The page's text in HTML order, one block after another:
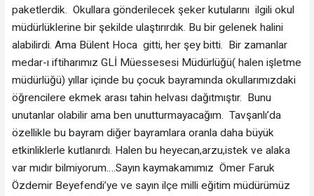
paketlerdik. Okullara gönderilecek şeker kutularını ilgili okul
müdürlüklerine bir şekilde ulaştırırdık. Bu bir gelenek halini
alabilirdi. Ama Bülent Hoca gitti, her şey bitti. Bir zamanlar
medar-ı iftiharımız GLİ Müessesesi Müdürlüğü( halen işletme
müdürlüğü) yıllar içinde bu çocuk bayramında okullarımızdaki
öğrencilere ekmek arası tahin helvası dağıtmıştır. Bunu
unutanlar olabilir ama ben unutturmayacağım. Tavşanlı’da
özellikle bu bayram diğer bayramlara oranla daha büyük
etkinliklerle kutlanırdı. Halen bu heyecan,arzu,istek ve alaka
var mıdır bilmiyorum….Sayın kaymakamımız Ömer Faruk
Özdemir Beyefendi’ye ve sayın ilçe milli eğitim müdürümüz